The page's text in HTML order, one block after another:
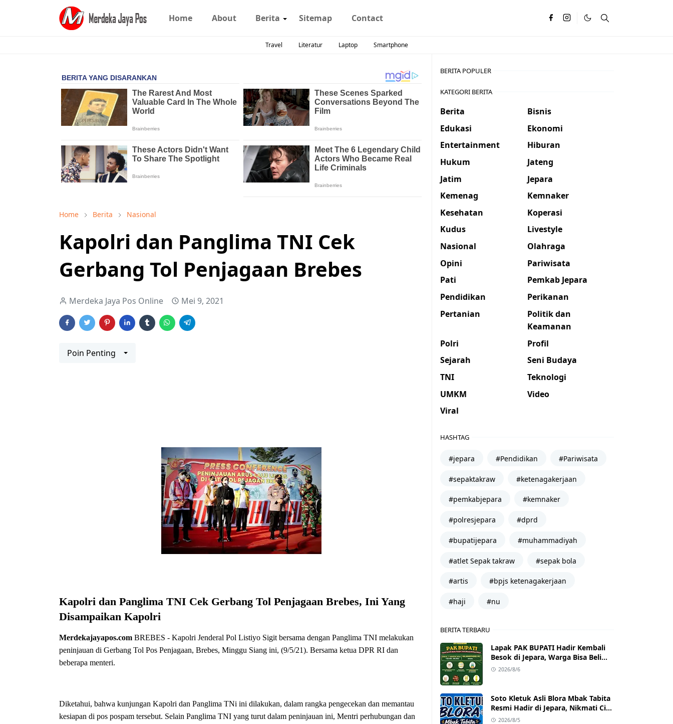
Home About Berita Sitemap Contact
Travel Literatur Laptop Smartphone
Home Berita Nasional
Kapolri dan Panglima TNI Cek
Gerbang Tol Penjagaan Brebes
Merdeka Jaya Pos Online Mei 9, 2021
Poin Penting
Kapolri dan Panglima TNI Cek Gerbang Tol Penjagaan Brebes, Ini Yang
Disampaikan Kapolri
Merdekajayapos.com BREBES - Kapolri Jenderal Pol Listiyo Sigit bersama dengan Panglima TNI melakukan
peninjauan di Gerbang Tol Pos Penjagaan, Brebes, Minggu Siang ini, (9/5/21). Bersama ketua DPR RI dan
beberapa menteri.
Diketahui, bahwa kunjungan Kapolri dan Panglima TNi ini dilakukan, dalam rangka pengecekan dan memantau
kesiapan di pos pospam tersebut. Selain Panglima TNI yang turut dalam peninjauan ini, Mentri perhubungan dan
BERITA POPULER
KATEGORI BERITA
Berita
Bisnis
Edukasi
Ekonomi
Entertainment
Hiburan
Hukum
Jateng
Jatim
Jepara
Kemenag
Kemnaker
Kesehatan
Koperasi
Kudus
Livestyle
Nasional
Olahraga
Opini
Pariwisata
Pati
Pemkab Jepara
Pendidikan
Perikanan
Pertanian
Politik dan
Keamanan
Polri
Profil
Sejarah
Seni Budaya
TNI
Teknologi
UMKM
Video
Viral
HASHTAG
#jepara #Pendidikan #Pariwisata
#sepaktakraw #ketenagakerjaan
#pemkabjepara #kemnaker
#polresjepara #dprd
#bupatijepara #muhammadiyah
#atlet Sepak takraw #sepak bola
#artis #bpjs ketenagakerjaan
#haji #nu
BERITA TERBARU
Lapak PAK BUPATI Hadir Kembali
Besok di Jepara, Warga Bisa Beli
Beras hingga Minyak Goreng
2026/8/6
Soto Kletuk Asli Blora Mbak Tabita
Resmi Hadir di Jepara, Nikmati Cita
Rasa Autentik Mulai Rp10 Ribu
2026/8/5